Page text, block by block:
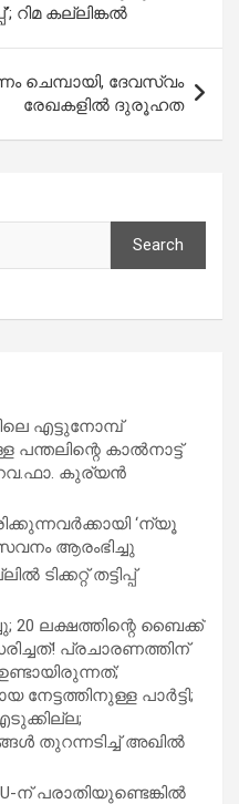
റിമ കല്ലിങ്കൽ
ചെമ്പായി, ദേവസ്വം
രേഖകളിൽ ദുരൂഹത
Search
എട്ടുനോമ്പ്
കാൽനാട്ട്
റവ.ഫാ. കുര്യൻ
‘ന്യൂ
ആരംഭിച്ചു
ടിക്കറ്റ് തട്ടിപ്പ്
ലക്ഷത്തിന്റെ ബൈക്ക്
പ്രചാരണത്തിന്
പാര്‍ട്ടി;
തുറന്നടിച്ച് അഖില്‍
ന് പരാതിയുണ്ടെങ്കിൽ